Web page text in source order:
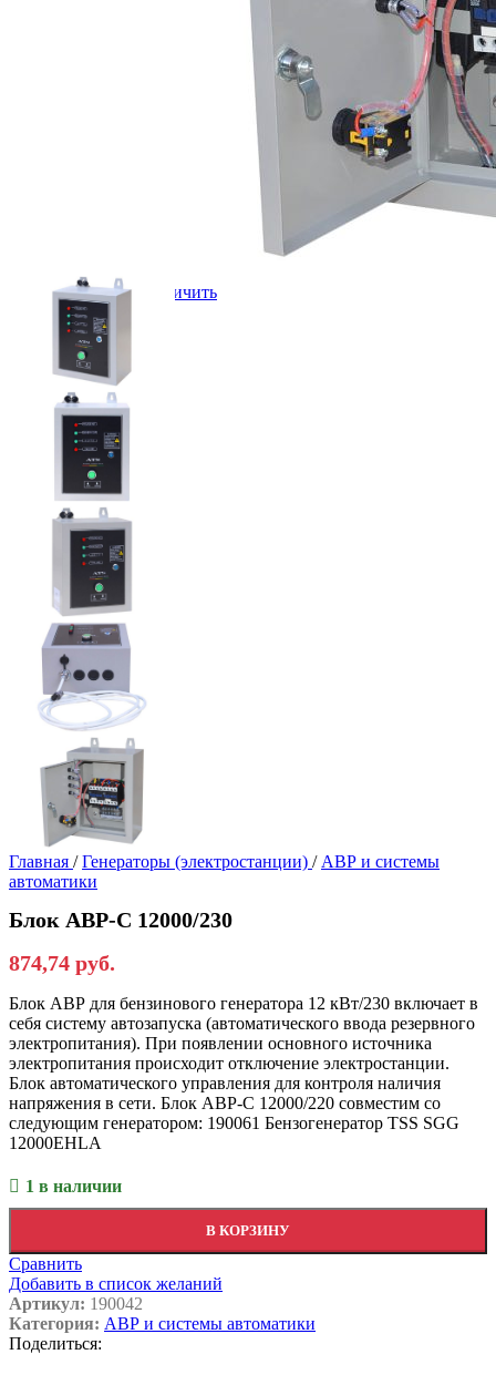
Нажмите, чтобы увеличить
Главная / Генераторы (электростанции) / АВР и системы
автоматики
Блок АВР-С 12000/230
874,74 руб.
Блок АВР для бензинового генератора 12 кВт/230 включает в
себя систему автозапуска (автоматического ввода резервного
электропитания). При появлении основного источника
электропитания происходит отключение электростанции.
Блок автоматического управления для контроля наличия
напряжения в сети. Блок АВР-С 12000/220 совместим со
следующим генератором: 190061 Бензогенератор TSS SGG
12000EHLA
1 в наличии
В КОРЗИНУ
Сравнить
Добавить в список желаний
Артикул: 190042
Категория: АВР и системы автоматики
Поделиться: